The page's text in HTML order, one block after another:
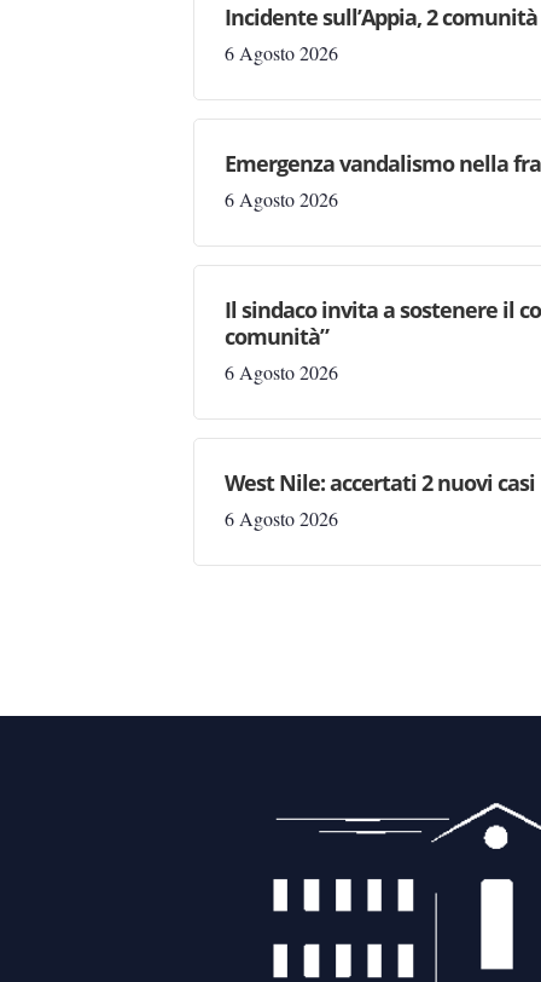
Incidente sull’Appia, 2
6 Agosto 2026
Emergenza vandalismo nella
6 Agosto 2026
Il sindaco invita a sostenere il
comunità”
6 Agosto 2026
West Nile: accertati 2 nuovi
6 Agosto 2026